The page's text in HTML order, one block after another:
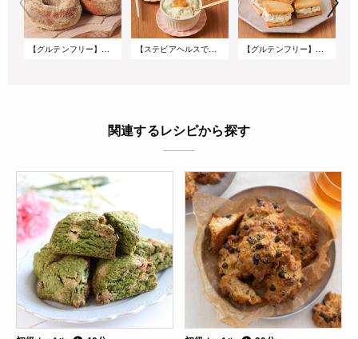
【グルテンフリー】黒糖きな粉の米粉オールドファッション 【ステビアヘルスで低糖質】なめらか♪さっぱりレモンのヨーグルトアイス 【グルテンフリー】米粉で作るナッツとレーズンのメープルチーズサンドクッキー
関連するレシピから探す